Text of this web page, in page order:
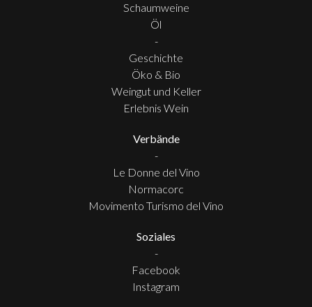
Schaumweine
Öl
-
Geschichte
Öko & Bio
Weingut und Keller
Erlebnis Wein
Verbände
-
Le Donne del Vino
Normacorc
Movimento Turismo del Vino
Soziales
-
Facebook
Instagram